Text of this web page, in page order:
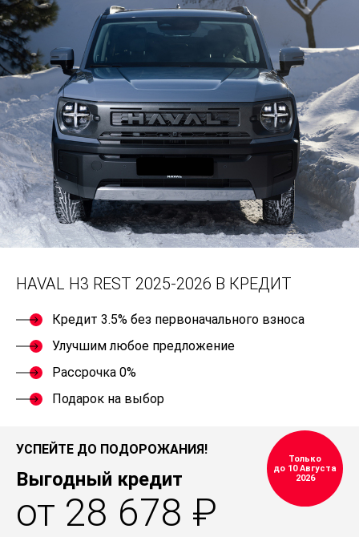
HAVAL H3 REST 2025-2026 В КРЕДИТ
Кредит 3.5% без первоначального взноса
Улучшим любое предложение
Рассрочка 0%
Подарок на выбор
УСПЕЙТЕ ДО ПОДОРОЖАНИЯ!
Выгодный кредит
от 28 678 ₽
Только
до 10 Августа
2026